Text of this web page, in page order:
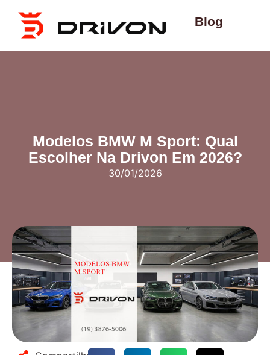
Blog
Modelos BMW M Sport: Qual
Escolher Na Drivon Em 2026?
30/01/2026